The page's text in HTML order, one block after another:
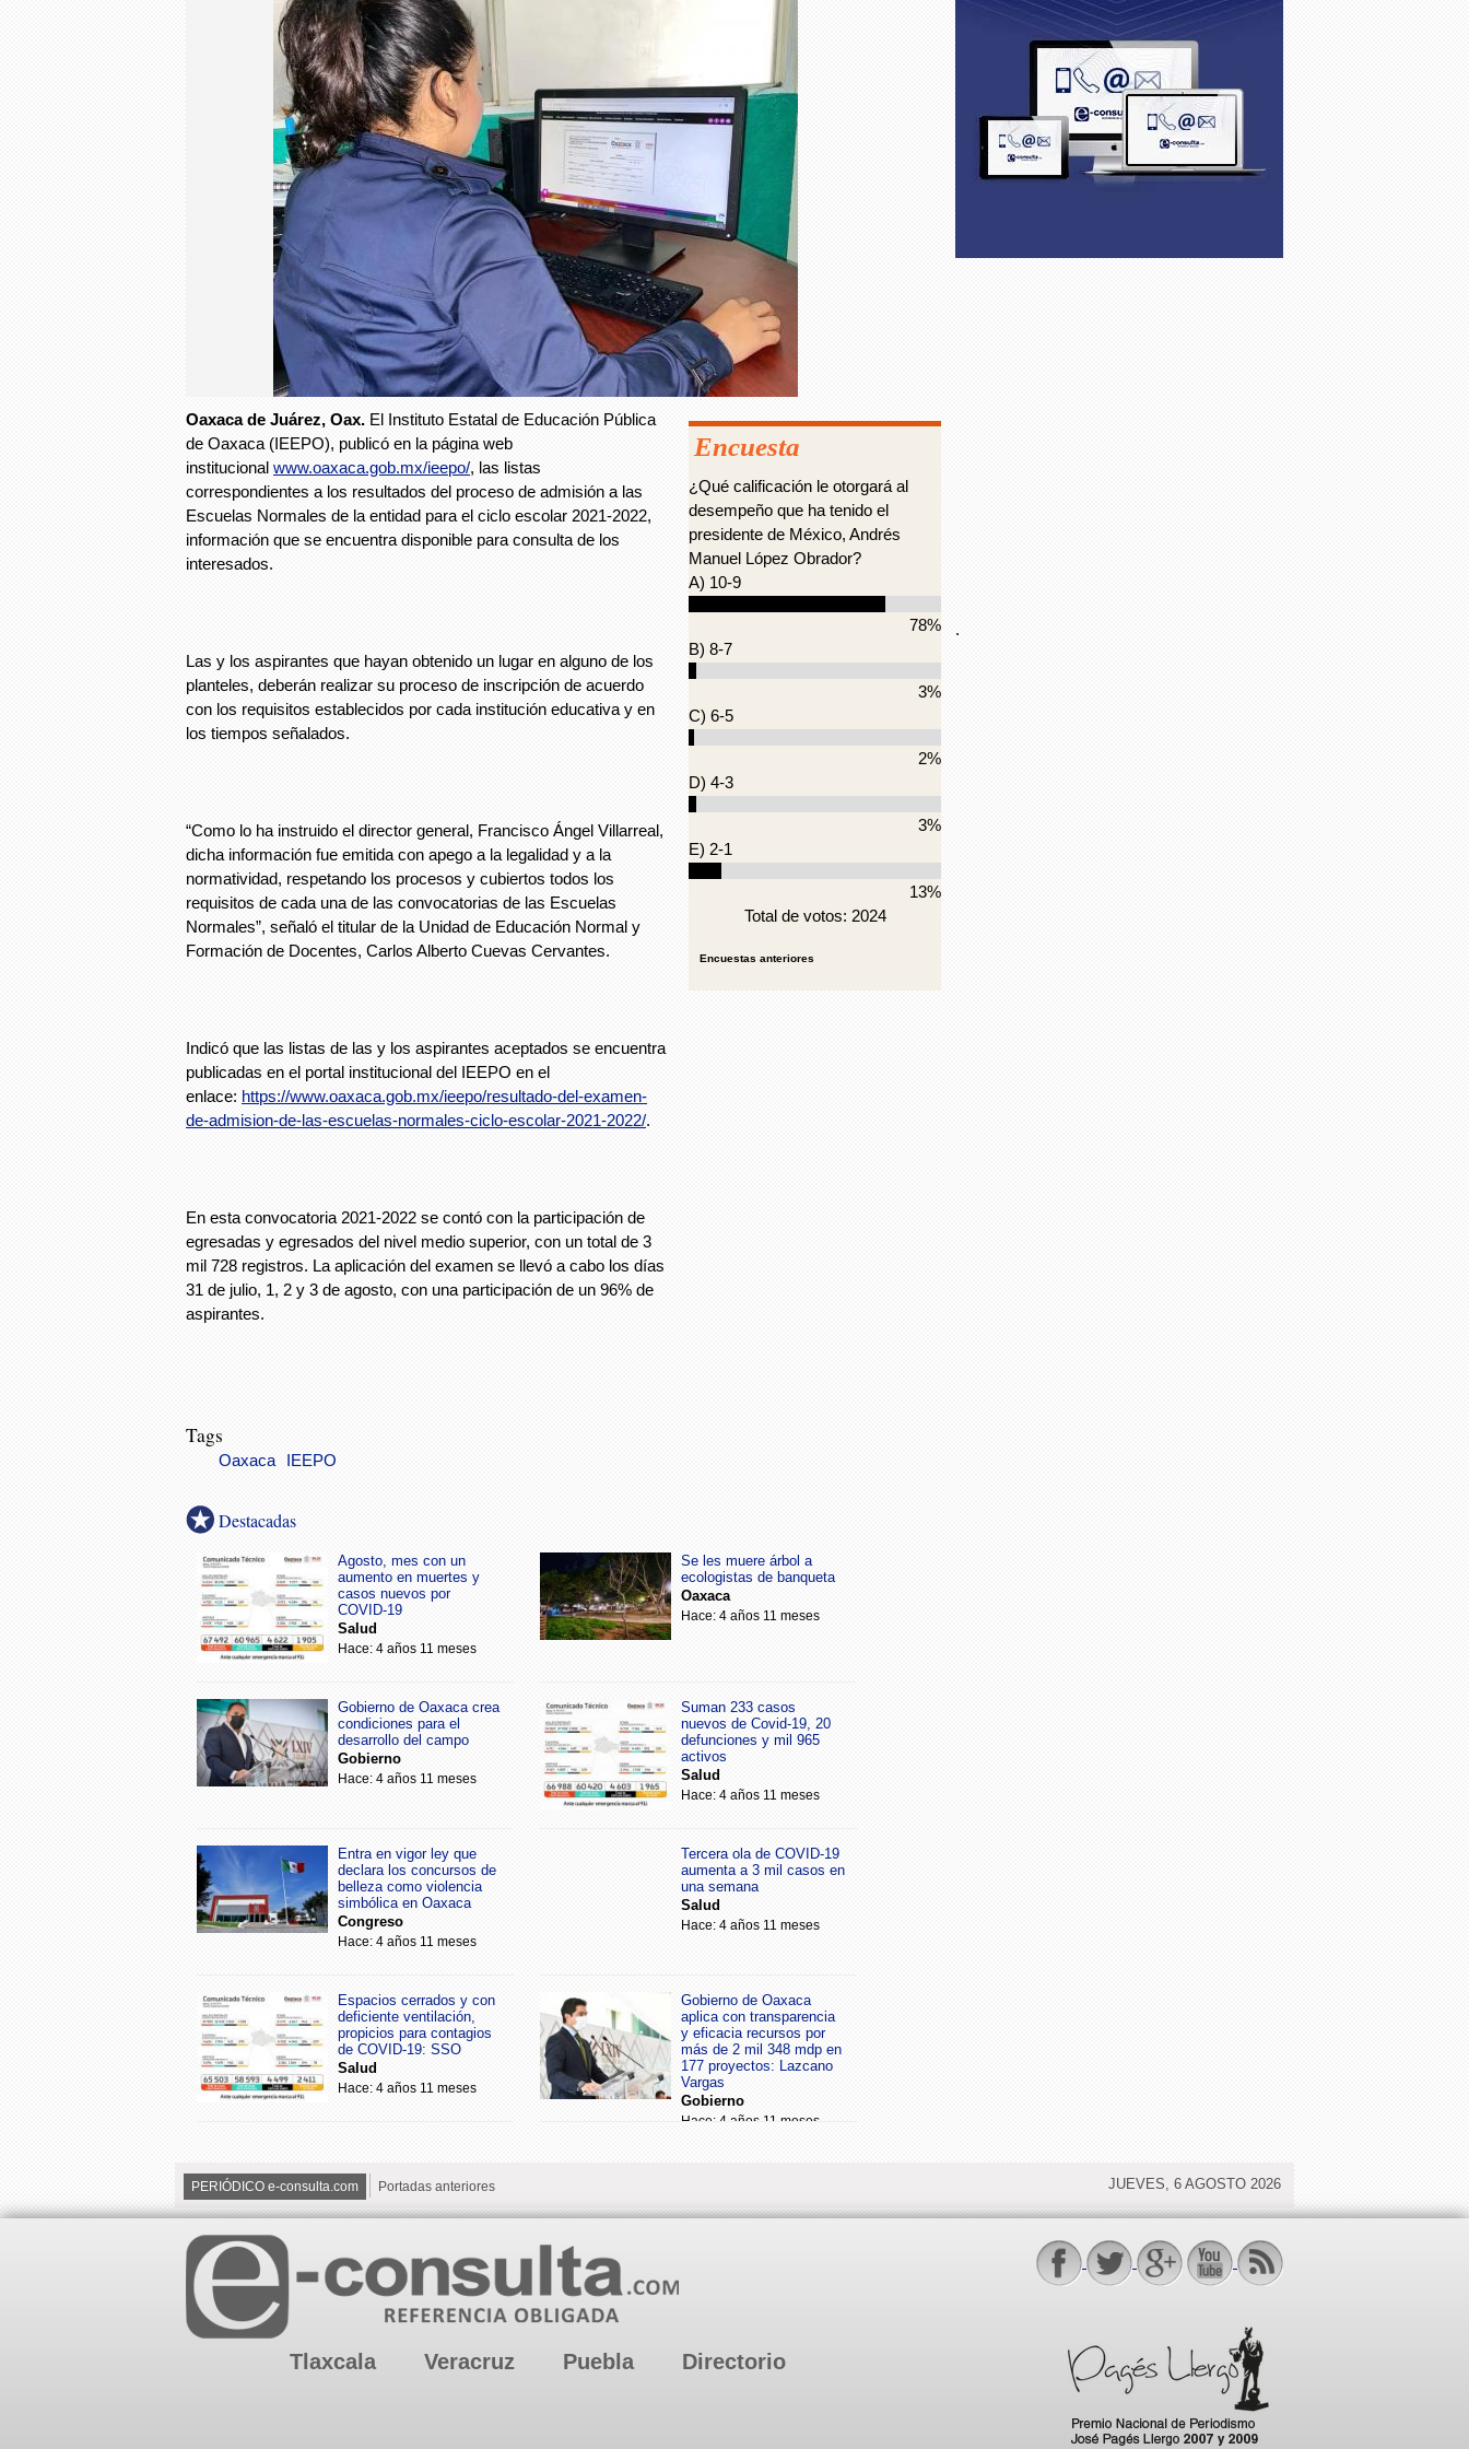
Oaxaca de Juárez, Oax. El Instituto Estatal de Educación Pública
de Oaxaca (IEEPO), publicó en la página web
institucional www.oaxaca.gob.mx/ieepo/, las listas
correspondientes a los resultados del proceso de admisión a las
Escuelas Normales de la entidad para el ciclo escolar 2021-2022,
información que se encuentra disponible para consulta de los
interesados.
Las y los aspirantes que hayan obtenido un lugar en alguno de los
planteles, deberán realizar su proceso de inscripción de acuerdo
con los requisitos establecidos por cada institución educativa y en
los tiempos señalados.
“Como lo ha instruido el director general, Francisco Ángel Villarreal,
dicha información fue emitida con apego a la legalidad y a la
normatividad, respetando los procesos y cubiertos todos los
requisitos de cada una de las convocatorias de las Escuelas
Normales”, señaló el titular de la Unidad de Educación Normal y
Formación de Docentes, Carlos Alberto Cuevas Cervantes.
Indicó que las listas de las y los aspirantes aceptados se encuentra
publicadas en el portal institucional del IEEPO en el
enlace: https://www.oaxaca.gob.mx/ieepo/resultado-del-examen-
de-admision-de-las-escuelas-normales-ciclo-escolar-2021-2022/.
En esta convocatoria 2021-2022 se contó con la participación de
egresadas y egresados del nivel medio superior, con un total de 3
mil 728 registros. La aplicación del examen se llevó a cabo los días
31 de julio, 1, 2 y 3 de agosto, con una participación de un 96% de
aspirantes.
Encuesta
¿Qué calificación le otorgará al
desempeño que ha tenido el
presidente de México, Andrés
Manuel López Obrador?
A) 10-9
78%
B) 8-7
3%
C) 6-5
2%
D) 4-3
3%
E) 2-1
13%
Total de votos: 2024
Encuestas anteriores
Tags
Oaxaca IEEPO
Destacadas
Agosto, mes con un
aumento en muertes y
casos nuevos por
COVID-19
Salud
Hace: 4 años 11 meses
Se les muere árbol a
ecologistas de banqueta
Oaxaca
Hace: 4 años 11 meses
Gobierno de Oaxaca crea
condiciones para el
desarrollo del campo
Gobierno
Hace: 4 años 11 meses
Suman 233 casos
nuevos de Covid-19, 20
defunciones y mil 965
activos
Salud
Hace: 4 años 11 meses
Entra en vigor ley que
declara los concursos de
belleza como violencia
simbólica en Oaxaca
Congreso
Hace: 4 años 11 meses
Tercera ola de COVID-19
aumenta a 3 mil casos en
una semana
Salud
Hace: 4 años 11 meses
Espacios cerrados y con
deficiente ventilación,
propicios para contagios
de COVID-19: SSO
Salud
Hace: 4 años 11 meses
Gobierno de Oaxaca
aplica con transparencia
y eficacia recursos por
más de 2 mil 348 mdp en
177 proyectos: Lazcano
Vargas
Gobierno
Hace: 4 años 11 meses
.
PERIÓDICO e-consulta.com Portadas anteriores JUEVES, 6 AGOSTO 2026
Tlaxcala Veracruz Puebla Directorio